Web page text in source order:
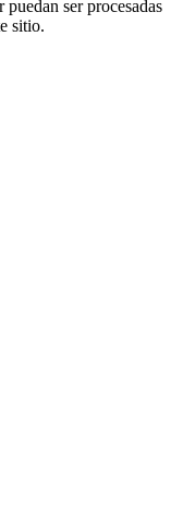
ser procesadas
sitio.